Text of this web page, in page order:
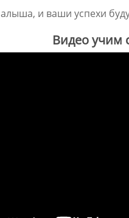
и ваши успехи
Видео учим